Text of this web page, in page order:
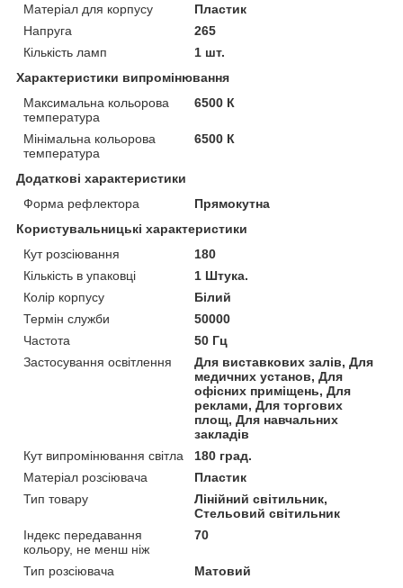
Матеріал для корпусу
Пластик
Напруга
265
Кількість ламп
1 шт.
Характеристики випромінювання
Максимальна кольорова
температура
6500 К
Мінімальна кольорова
температура
6500 К
Додаткові характеристики
Форма рефлектора
Прямокутна
Користувальницькі характеристики
Кут розсіювання
180
Кількість в упаковці
1 Штука.
Колір корпусу
Білий
Термін служби
50000
Частота
50 Гц
Застосування освітлення
Для виставкових залів, Для
медичних установ, Для
офісних приміщень, Для
реклами, Для торгових
площ, Для навчальних
закладів
Кут випромінювання світла
180 град.
Матеріал розсіювача
Пластик
Тип товару
Лінійний світильник,
Стельовий світильник
Індекс передавання
кольору, не менш ніж
70
Тип розсіювача
Матовий